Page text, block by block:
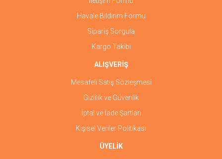
Havale Bildirim Formu
Sipariş Sorgula
Kargo Takibi
ALIŞVERİŞ
Mesafeli Satış Sözleşmesi
Gizlilik ve Güvenlik
İptal ve İade Şartları
Kişisel Veriler Politikası
ÜYELİK